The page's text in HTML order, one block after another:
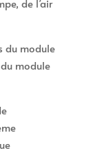
de l’air
du module
module